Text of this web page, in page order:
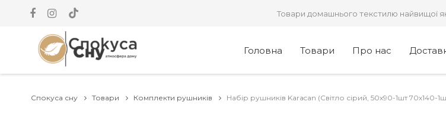
Товари домашнього текстилю найвищої
Головна Товари Про нас
Спокуса сну Товари Комплекти рушників Набір рушників Karacan (Світло сірий, 50х90-1шт 70х140-